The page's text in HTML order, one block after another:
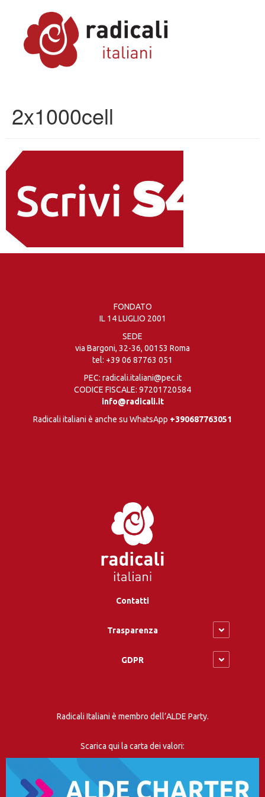
2x1000cell
FONDATO
IL 14 LUGLIO 2001
SEDE
via Bargoni, 32-36, 00153 Roma
tel: +39 06 87763 051
PEC: radicali.italiani@pec.it
CODICE FISCALE: 97201720584
info@radicali.it
Radicali italiani è anche su WhatsApp +390687763051
Contatti
Trasparenza
GDPR
Radicali Italiani è membro dell’ALDE Party.
Scarica qui la carta dei valori: